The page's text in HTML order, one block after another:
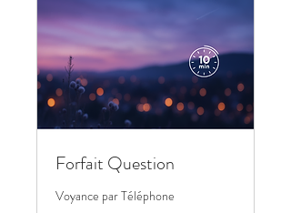
Forfait Question
Voyance par Téléphone